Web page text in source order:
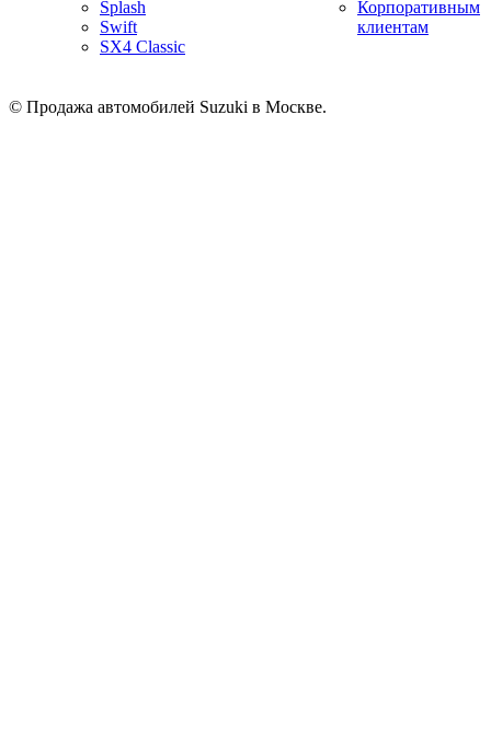
Splash
Swift
SX4 Classic
Корпоративным
клиентам
© Продажа автомобилей Suzuki в Москве.